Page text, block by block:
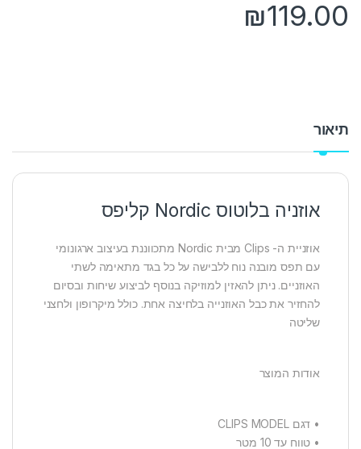
₪119.00
תיאור
אוזניה בלוטוס Nordic קליפס
אוזניית ה- Clips מבית Nordic מתכווננת בעיצוב ארגונומי
עם תפס מובנה נוח ללבישה על כל בגד מתאימה לשתי
האוזניים. ניתן להאזין למוזיקה בנוסף לביצוע שיחות ובסיום
להחזיר את כבל האוזנייה בלחיצה אחת. כולל מיקרופון ולחצני
שליטה
אודות המוצר
• דגם CLIPS MODEL
• טווח עד 10 מטר